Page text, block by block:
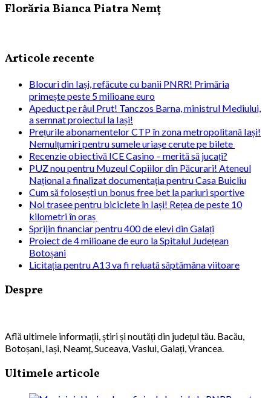
Florăria Bianca Piatra Nemț
Articole recente
Blocuri din Iași, refăcute cu banii PNRR! Primăria
primește peste 5 milioane euro
Apeduct pe râul Prut! Tanczos Barna, ministrul Mediului,
a semnat proiectul la Iași!
Prețurile abonamentelor CTP în zona metropolitană Iași!
Nemulțumiri pentru sumele uriașe cerute pe bilete
Recenzie obiectivă ICE Casino – merită să jucați?
PUZ nou pentru Muzeul Copiilor din Păcurari! Ateneul
Național a finalizat documentația pentru Casa Buicliu
Cum să folosești un bonus free bet la pariuri sportive
Noi trasee pentru biciclete în Iași! Rețea de peste 10
kilometri în oraș
Sprijin financiar pentru 400 de elevi din Galați
Proiect de 4 milioane de euro la Spitalul Județean
Botoșani
Licitația pentru A13 va fi reluată săptămâna viitoare
Despre
Află ultimele informații, știri și noutăți din județul tău. Bacău,
Botoșani, Iași, Neamț, Suceava, Vaslui, Galați, Vrancea.
Ultimele articole